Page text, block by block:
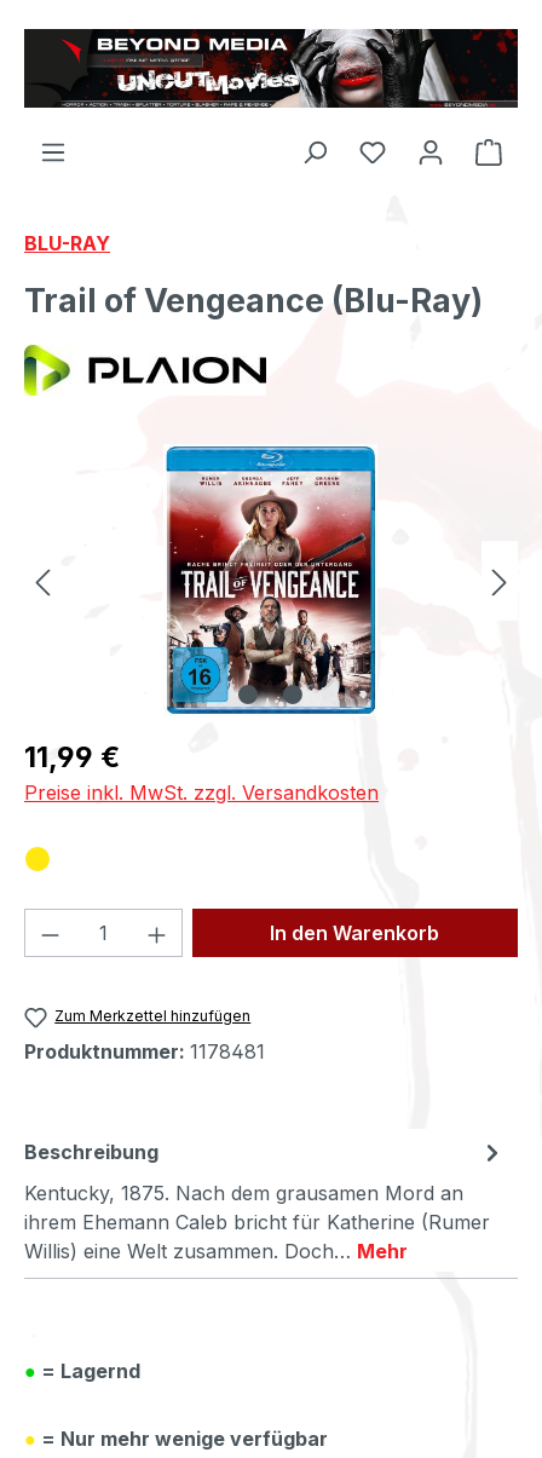
Zum Hauptinhalt springen
BLU-RAY
Trail of Vengeance (Blu-Ray)
Bildergalerie überspringen
Regulärer Preis:
11,99 €
Preise inkl. MwSt. zzgl. Versandkosten
Produkt Anzahl: Gib denIn den Warenkorb
Zum Merkzettel hinzufügen
Produktnummer: 1178481
Beschreibung
Kentucky, 1875. Nach dem grausamen Mord an
ihrem Ehemann Caleb bricht für Katherine (Rumer
Willis) eine Welt zusammen. Doch… Mehr
● = Lagernd
● = Nur mehr wenige verfügbar